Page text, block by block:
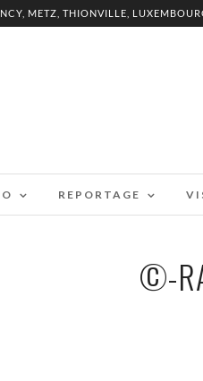
METZ, THIONVILLE,
REPORTAGE
©-